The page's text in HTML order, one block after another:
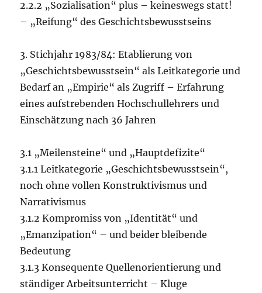
2.2.2 „Sozialisation“ plus – keineswegs statt!
– „Reifung“ des Geschichtsbewusstseins
3. Stichjahr 1983/84: Etablierung von
„Geschichtsbewusstsein“ als Leitkategorie und
Bedarf an „Empirie“ als Zugriff – Erfahrung
eines aufstrebenden Hochschullehrers und
Einschätzung nach 36 Jahren
3.1 „Meilensteine“ und „Hauptdefizite“
3.1.1 Leitkategorie „Geschichtsbewusstsein“,
noch ohne vollen Konstruktivismus und
Narrativismus
3.1.2 Kompromiss von „Identität“ und
„Emanzipation“ – und beider bleibende
Bedeutung
3.1.3 Konsequente Quellenorientierung und
ständiger Arbeitsunterricht – Kluge